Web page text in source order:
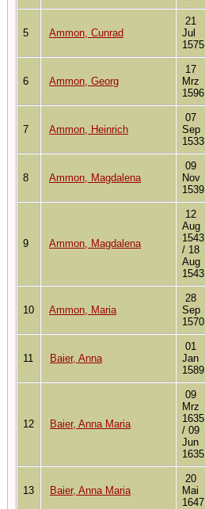
5 Ammon, Cunrad
21
Jul
1575
6 Ammon, Georg
17
Mrz
1596
7 Ammon, Heinrich
07
Sep
1533
8 Ammon, Magdalena
09
Nov
1539
9 Ammon, Magdalena
12
Aug
1543
/ 18
Aug
1543
10 Ammon, Maria
28
Sep
1570
11 Baier, Anna
01
Jan
1589
12 Baier, Anna Maria
09
Mrz
1635
/ 09
Jun
1635
13 Baier, Anna Maria
20
Mai
1647